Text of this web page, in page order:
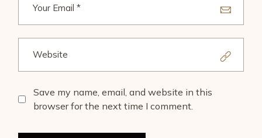
Save my name, email, and website in this
browser for the next time I comment.